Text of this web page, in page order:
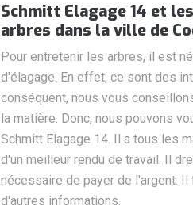
Schmitt Elagage 14 et
arbres dans la ville de
Pour entretenir les arbres, il est
d'élagage. En effet, ce sont des
conséquent, nous vous
la matière. Donc, nous pouvons
Schmitt Elagage 14. Il a tous les
d'un meilleur rendu de travail. Il
nécessaire de payer de l'argent.
d'autres informations.